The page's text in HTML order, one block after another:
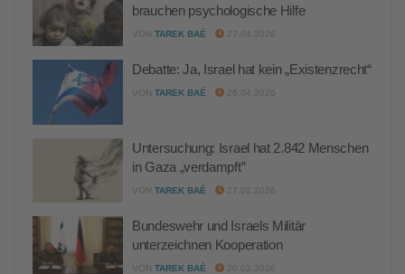
brauchen psychologische Hilfe
VON TAREK BAÉ 27.04.2026
Debatte: Ja, Israel hat kein „Existenzrecht“
VON TAREK BAÉ 26.04.2026
Untersuchung: Israel hat 2.842 Menschen
in Gaza „verdampft”
VON TAREK BAÉ 27.02.2026
Bundeswehr und Israels Militär
unterzeichnen Kooperation
VON TAREK BAÉ 20.02.2026